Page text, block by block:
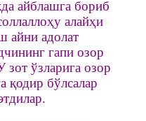
айблашга бориб
алайҳи
айни адолат
гапи озор
зот ўзларига озор
қодир бўлсалар